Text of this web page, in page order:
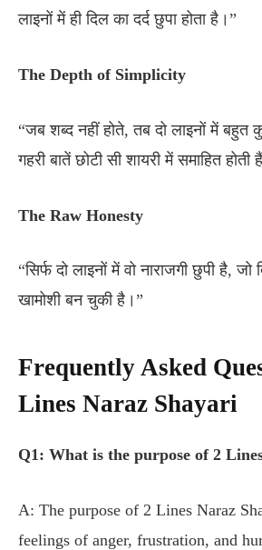
लाइनों में ही दिल का दर्द छुपा होता है।”
The Depth of Simplicity
“जब शब्द नहीं होते, तब दो लाइनों में बहुत
गहरी बातें छोटी सी शायरी में समाहित होती
The Raw Honesty
“सिर्फ दो लाइनों में वो नाराजगी छुपी है,
खामोशी बन चुकी है।”
Frequently Asked
Lines Naraz Shayari
Q1: What is the purpose of 2
A: The purpose of 2 Lines Naraz
feelings of anger, frustration, and